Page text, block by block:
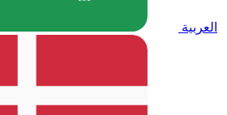
العربية